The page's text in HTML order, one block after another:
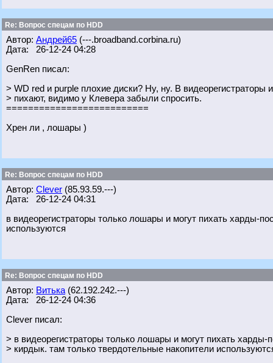
Re: Вопрос спецам по HDD
Автор: Андрей65 (---.broadband.corbina.ru)
Дата: 26-12-24 04:28
GenRen писал:
> WD red и purple плохие диски? Ну, ну. В видеорегистраторы
> пихают, видимо у Клевера забыли спросить.
==========================
Хрен ли , лошары )
Re: Вопрос спецам по HDD
Автор: Clever (85.93.59.---)
Дата: 26-12-24 04:31
в видеорегистраторы только лошары и могут пихать харды-
используются
Re: Вопрос спецам по HDD
Автор: Витька (62.192.242.---)
Дата: 26-12-24 04:36
Clever писал:
> в видеорегистраторы только лошары и могут пихать харды-
> кирдык. там только твердотельные накопители